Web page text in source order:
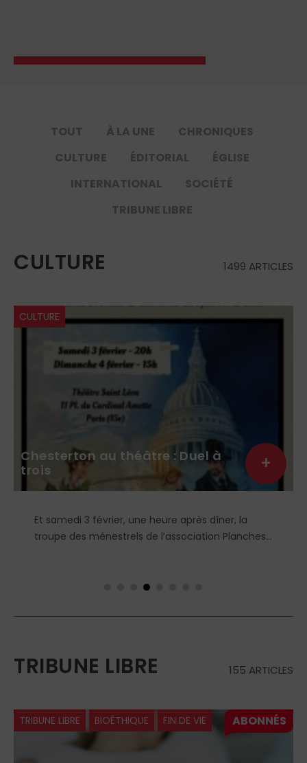
TOUT À LA UNE
CHRONIQUES
CULTURE
ÉDITORIAL
ÉGLISE
INTERNATIONAL
SOCIÉTÉ
TRIBUNE LIBRE
CULTURE 1499 ARTICLES
CULTURE
Chesterton au théâtre : Duel à
trois
Et samedi 3 février, une heure après dîner, la
troupe des ménestrels de l’association Planches
Trois. Ironie du sort ou paradoxe s’il en est, Duel à
Sphère et la Croix de Gilbert Keith Chesterton.
+
TRIBUNE LIBRE 155 ARTICLES
TRIBUNE LIBRE BIOÉTHIQUE FIN DE VIE